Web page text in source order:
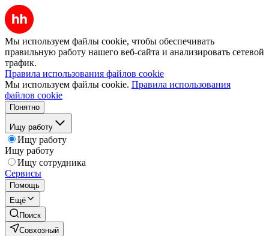
Мы используем файлы cookie, чтобы обеспечивать
правильную работу нашего веб-сайта и анализировать сетевой
трафик.
Правила использования файлов cookie
Мы используем файлы cookie. Правила использования
файлов cookie
Понятно
Ищу работу
Ищу работу
Ищу работу
Ищу сотрудника
Сервисы
Помощь
Ещё
Поиск
Совхозный